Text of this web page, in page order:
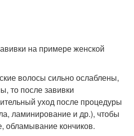
на примере женской
волосы сильно ослаблены,
то после завивки
уход после процедуры
ламинирование и др.), чтобы
обламывание кончиков.